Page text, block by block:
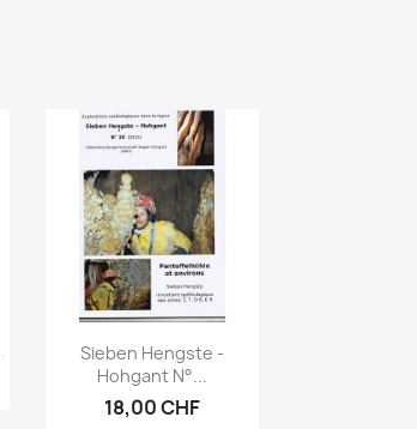
Aperçu rapide
Sieben Hengste -
Hohgant N°...
18,00 CHF